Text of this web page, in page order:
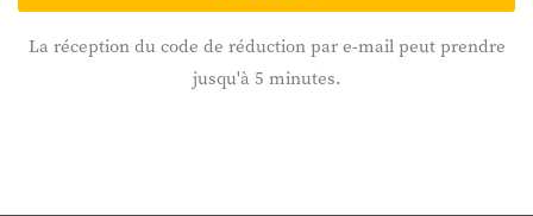
La réception du code de réduction par e-mail peut prendre
jusqu'à 5 minutes.